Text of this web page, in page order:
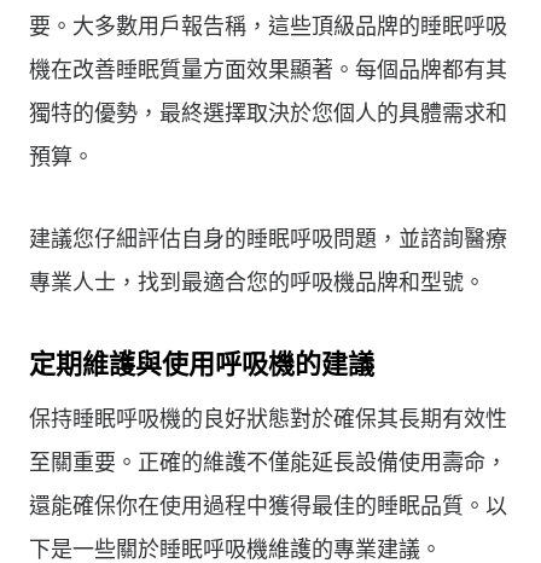
要。大多數用戶報告稱，這些頂級品牌的睡眠呼吸
機在改善睡眠質量方面效果顯著。每個品牌都有其
獨特的優勢，最終選擇取決於您個人的具體需求和
預算。
建議您仔細評估自身的睡眠呼吸問題，並諮詢醫療
專業人士，找到最適合您的呼吸機品牌和型號。
定期維護與使用呼吸機的建議
保持睡眠呼吸機的良好狀態對於確保其長期有效性
至關重要。正確的維護不僅能延長設備使用壽命，
還能確保你在使用過程中獲得最佳的睡眠品質。以
下是一些關於睡眠呼吸機維護的專業建議。